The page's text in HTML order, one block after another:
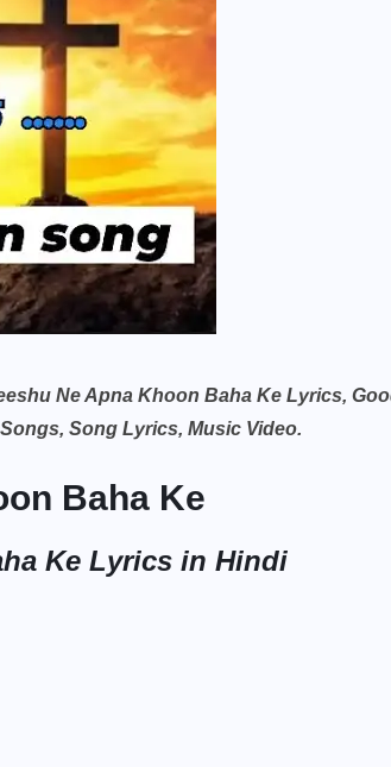
Ne Apna Khoon Baha Ke Lyrics,
Song Lyrics, Music Video.
Baha Ke
Ke Lyrics in Hindi